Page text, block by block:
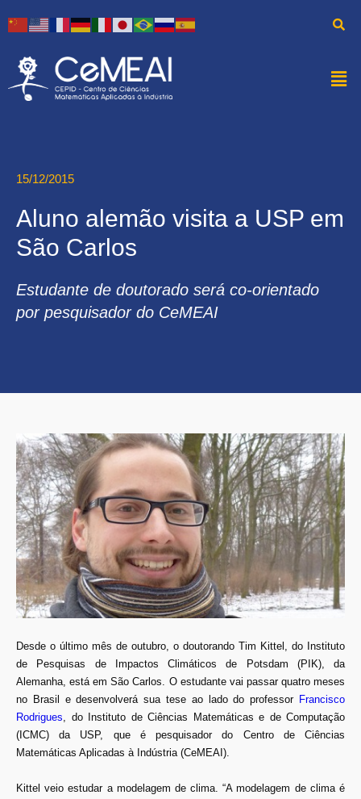
15/12/2015
Aluno alemão visita a USP em
São Carlos
Estudante de doutorado será co-orientado
por pesquisador do CeMEAI
Desde o último mês de outubro, o doutorando Tim Kittel, do Instituto
de Pesquisas de Impactos Climáticos de Potsdam (PIK), da
Alemanha, está em São Carlos. O estudante vai passar quatro meses
no Brasil e desenvolverá sua tese ao lado do professor Francisco
Rodrigues , do Instituto de Ciências Matemáticas e de Computação
(ICMC) da USP, que é pesquisador do Centro de Ciências
Matemáticas Aplicadas à Indústria (CeMEAI).
Kittel veio estudar a modelagem de clima. “A modelagem de clima é